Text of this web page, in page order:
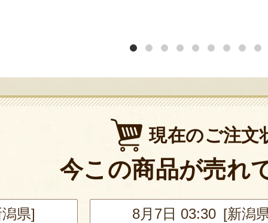
現在のご注文
今この商品が売れ
県] 8月7日 03:30 [新潟